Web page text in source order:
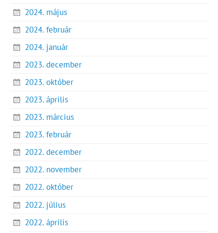
2024. május
2024. február
2024. január
2023. december
2023. október
2023. április
2023. március
2023. február
2022. december
2022. november
2022. október
2022. július
2022. április